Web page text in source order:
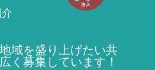
域を盛り上げたい共
く募集しています！